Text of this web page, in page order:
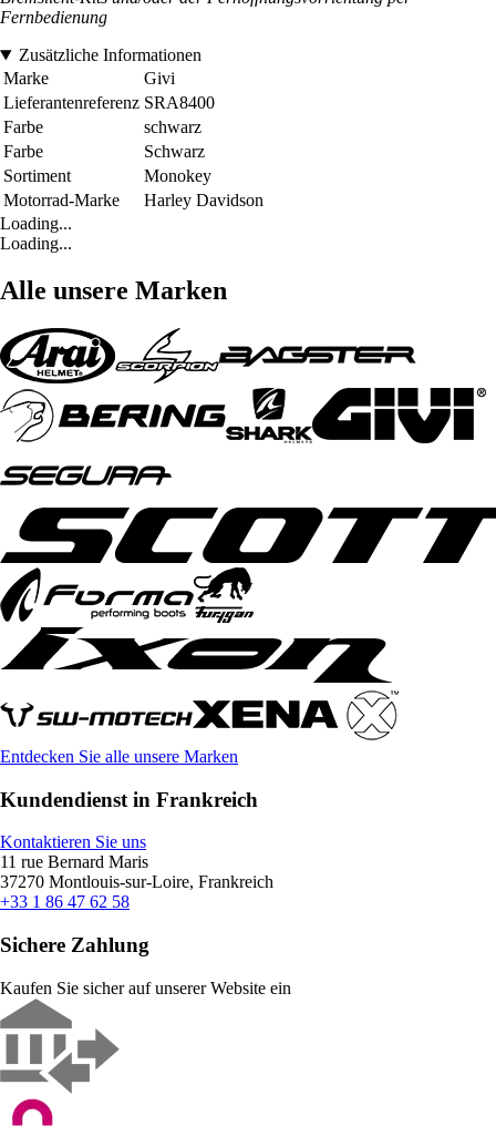
Fernbedienung
Zusätzliche Informationen
Marke
Givi
Lieferantenreferenz SRA8400
Farbe
schwarz
Farbe
Schwarz
Sortiment
Monokey
Motorrad-Marke
Harley Davidson
Loading...
Loading...
Alle unsere Marken
Entdecken Sie alle unsere Marken
Kundendienst in Frankreich
Kontaktieren Sie uns
11 rue Bernard Maris
37270 Montlouis-sur-Loire, Frankreich
+33 1 86 47 62 58
Sichere Zahlung
Kaufen Sie sicher auf unserer Website ein